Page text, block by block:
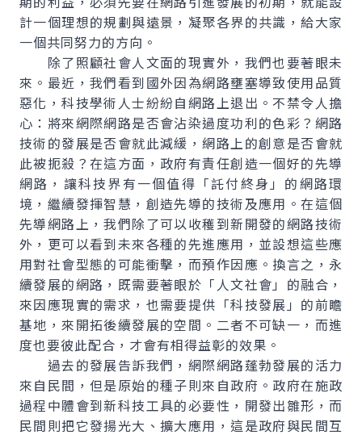
計一個理想的規劃與遠景，凝聚各界的共識，給大家
一個共同努力的方向。
除了照顧社會人文面的現實外，我們也要著眼未
來。最近，我們看到國外因為網路壅塞導致使用品質
惡化，科技學術人士紛紛自網路上退出。不禁令人擔
心：將來網際網路是否會沾染過度功利的色彩？網路
技術的發展是否會就此減緩，網路上的創意是否會就
此被扼殺？在這方面，政府有責任創造一個好的先導
網路，讓科技界有一個值得「託付終身」的網路環
境，繼續發揮智慧，創造先導的技術及應用。在這個
先導網路上，我們除了可以收穫到新開發的網路技術
外，更可以看到未來各種的先進應用，並設想這些應
用對社會型態的可能衝擊，而預作因應。換言之，永
續發展的網路，既需要著眼於「人文社會」的融合，
來因應現實的需求，也需要提供「科技發展」的前瞻
基地，來開拓後續發展的空間。二者不可缺一，而進
度也要彼此配合，才會有相得益彰的效果。
過去的發展告訴我們，網際網路蓬勃發展的活力
來自民間，但是原始的種子則來自政府。政府在施政
過程中體會到新科技工具的必要性，開發出雛形，而
民間則把它發揚光大、擴大應用，這是政府與民間互